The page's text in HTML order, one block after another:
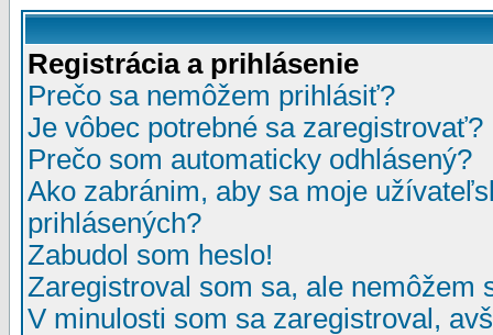
Registrácia a prihlásenie
Prečo sa nemôžem prihlásiť?
Je vôbec potrebné sa zaregistrovať?
Prečo som automaticky odhlásený?
Ako zabránim, aby sa moje
prihlásených?
Zabudol som heslo!
Zaregistroval som sa, ale nemôžem
V minulosti som sa zaregistroval,